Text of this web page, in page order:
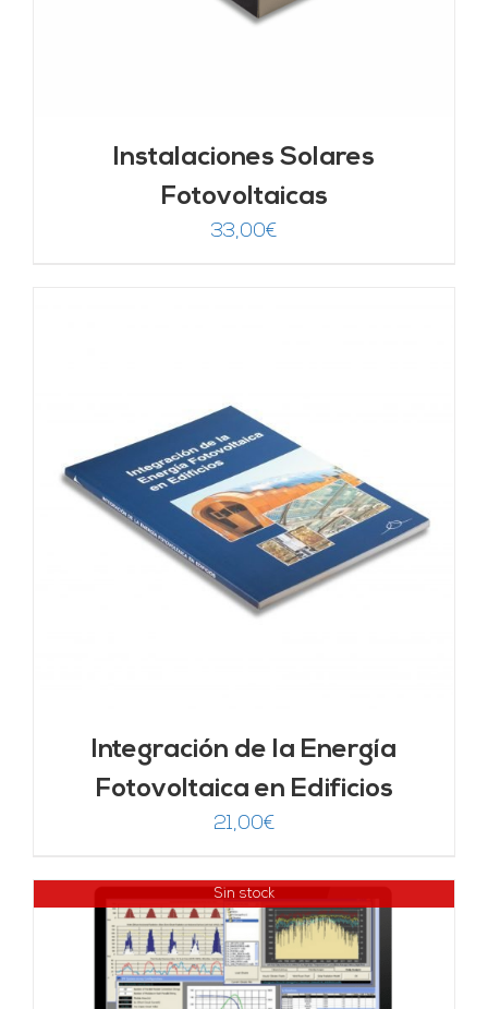
Instalaciones Solares
Fotovoltaicas
33,00€
Integración de la Energía
Fotovoltaica en Edificios
21,00€
Sin stock